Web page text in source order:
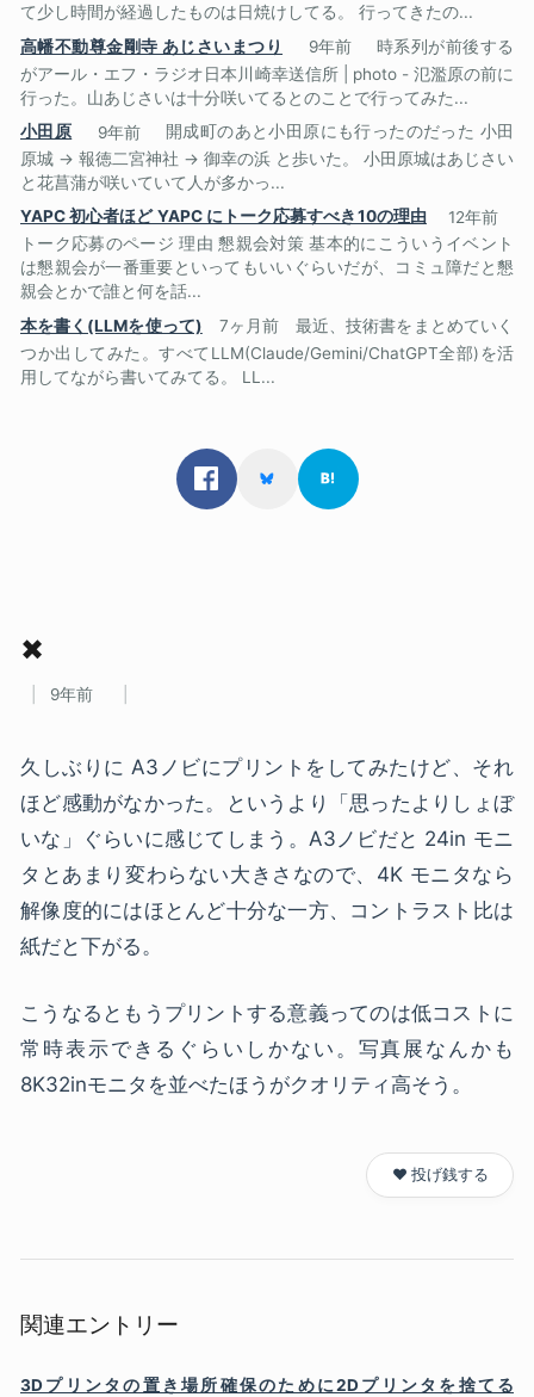
て少し時間が経過したものは日焼けしてる。 行ってきたの...
高幡不動尊金剛寺 あじさいまつり
9年前
時系列が前後する
がアール・エフ・ラジオ日本川崎幸送信所 | photo - 氾濫原の前に
行った。山あじさいは十分咲いてるとのことで行ってみた...
小田原
9年前
開成町のあと小田原にも行ったのだった 小田
原城 → 報徳二宮神社 → 御幸の浜 と歩いた。 小田原城はあじさい
と花菖蒲が咲いていて人が多かっ...
YAPC 初心者ほど YAPC にトーク応募すべき10の理由
12年前
トーク応募のページ 理由 懇親会対策 基本的にこういうイベント
は懇親会が一番重要といってもいいぐらいだが、コミュ障だと懇
親会とかで誰と何を話...
本を書く(LLMを使って)
7ヶ月前
最近、技術書をまとめていく
つか出してみた。すべてLLM(Claude/Gemini/ChatGPT全部)を活
用してながら書いてみてる。 LL...
✖
9年前
久しぶりに A3ノビにプリントをしてみたけど、それ
ほど感動がなかった。というより「思ったよりしょぼ
いな」ぐらいに感じてしまう。A3ノビだと 24in モニ
タとあまり変わらない大きさなので、4K モニタなら
解像度的にはほとんど十分な一方、コントラスト比は
紙だと下がる。
こうなるともうプリントする意義ってのは低コストに
常時表示できるぐらいしかない。写真展なんかも
8K32inモニタを並べたほうがクオリティ高そう。
❤️ 投げ銭する
関連エントリー
3Dプリンタの置き場所確保のために2Dプリンタを捨てる